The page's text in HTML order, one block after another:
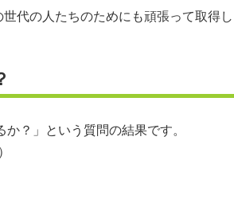
代の人たちのためにも頑張って取得し
？」という質問の結果です。
）